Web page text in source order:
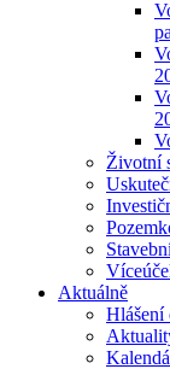
Životní
Aktuálně
Hlášení